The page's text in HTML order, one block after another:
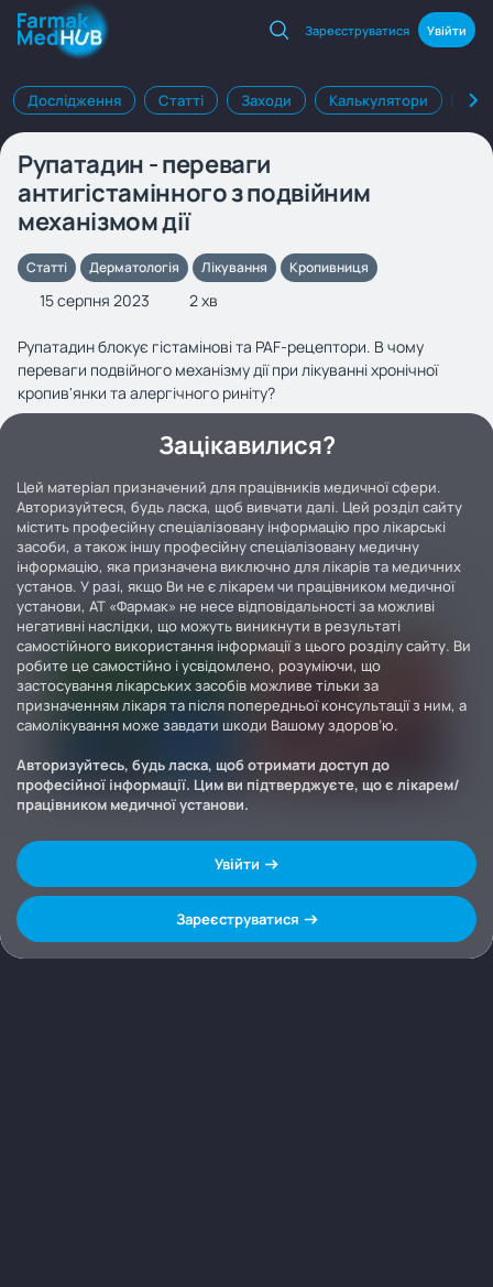
Зареєструватися Увійти
Дослідження Статті Заходи Калькулятори
Рупатадин - переваги
антигістамінного з подвійним
механізмом дії
Статті Дерматологія Лікування Кропивниця
15 серпня 2023 2 хв
Рупатадин блокує гістамінові та PAF-рецептори. В чому
переваги подвійного механізму дії при лікуванні хронічної
кропив'янки та алергічного риніту?
Зацікавилися?
Цей матеріал призначений для працівників медичної сфери.
Авторизуйтеся, будь ласка, щоб вивчати далі. Цей розділ сайту
містить професійну спеціалізовану інформацію про лікарські
засоби, а також іншу професійну спеціалізовану медичну
інформацію, яка призначена виключно для лікарів та медичних
установ. У разі, якщо Ви не є лікарем чи працівником медичної
установи, АТ «Фармак» не несе відповідальності за можливі
негативні наслідки, що можуть виникнути в результаті
самостійного використання інформації з цього розділу сайту. Ви
робите це самостійно і усвідомлено, розуміючи, що
застосування лікарських засобів можливе тільки за
призначенням лікаря та після попередньої консультації з ним, а
самолікування може завдати шкоди Вашому здоров’ю.
Авторизуйтесь, будь ласка, щоб отримати доступ до
професійної інформації. Цим ви підтверджуєте, що є лікарем/
працівником медичної установи.
Увійти
Зареєструватися